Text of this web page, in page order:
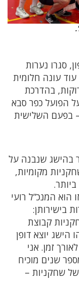
סגרו נערות
עונה חלומית
בהדרכת
הפועל כפר סבא
באליפות ישראל לעונת 2024/25 – בפעם השלישית
בהישג שנבנה על
מקומיות,
המנכ”ל רועי
בישירותן:
קבוצת
הישג יוצא דופן
זמן. אני
שנים מוכיח
שחקניות –